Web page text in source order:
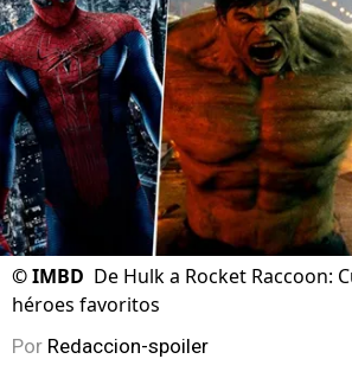
©IMBD De Hulk a Rocket Raccoon:
héroes favoritos
Por Redaccion-spoiler